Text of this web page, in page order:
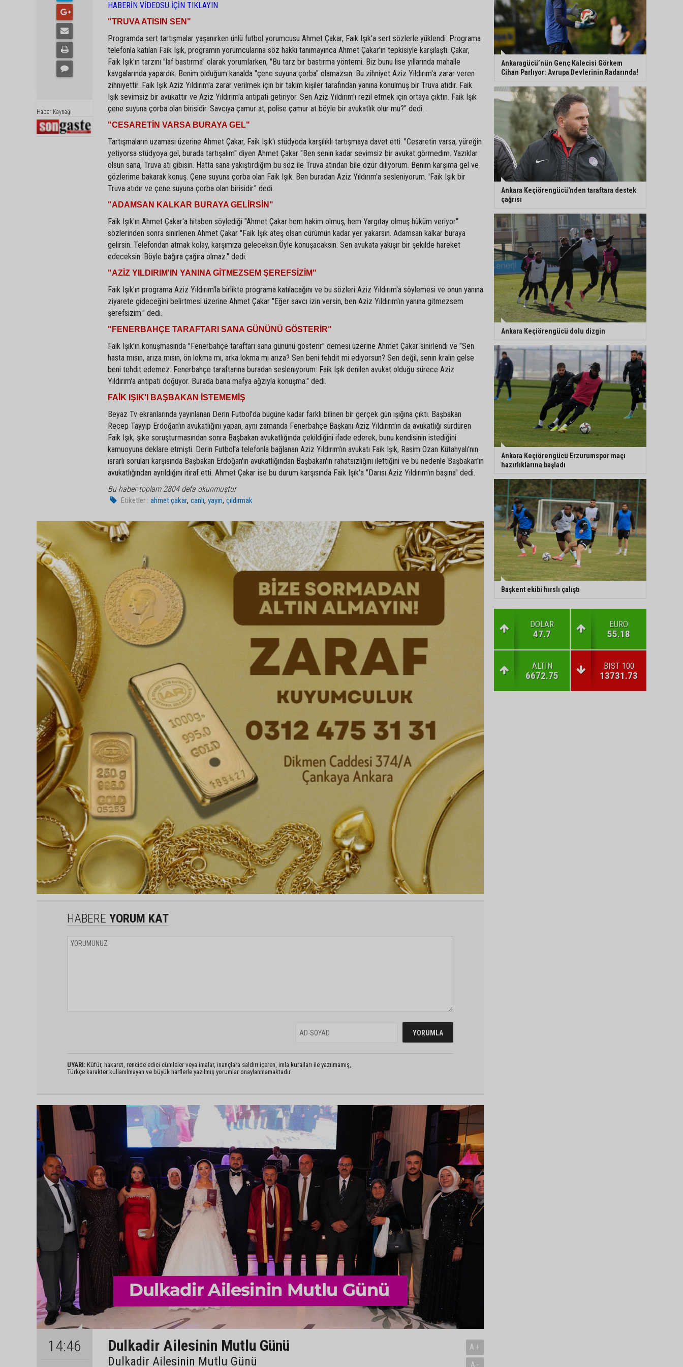
Haber Kaynağı
HABERİN VİDEOSU İÇİN TIKLAYIN
"TRUVA ATISIN SEN"
Programda sert tartışmalar yaşanırken ünlü futbol yorumcusu Ahmet Çakar, Faik Işık'a sert sözlerle yüklendi. Programa
telefonla katılan Faik Işık, programın yorumcularına söz hakkı tanımayınca Ahmet Çakar'ın tepkisiyle karşılaştı. Çakar,
Faik Işık'ın tarzını "laf bastırma" olarak yorumlarken, "Bu tarz bir bastırma yöntemi. Biz bunu lise yıllarında mahalle
kavgalarında yapardık. Benim olduğum kanalda "çene suyuna çorba" olamazsın. Bu zihniyet Aziz Yıldırım'a zarar veren
zihniyettir. Faik Işık Aziz Yıldırım'a zarar verilmek için bir takım kişiler tarafından yanına konulmuş bir Truva atıdır. Faik
Işık sevimsiz bir avukattır ve Aziz Yıldırım'a antipati getiriyor. Sen Aziz Yıldırım'ı rezil etmek için ortaya çıktın. Faik Işık
çene suyuna çorba olan birisidir. Savcıya çamur at, polise çamur at böyle bir avukatlık olur mu?" dedi.
"CESARETİN VARSA BURAYA GEL"
Tartışmaların uzaması üzerine Ahmet Çakar, Faik Işık'ı stüdyoda karşılıklı tartışmaya davet etti. "Cesaretin varsa, yüreğin
yetiyorsa stüdyoya gel, burada tartışalım" diyen Ahmet Çakar "Ben senin kadar sevimsiz bir avukat görmedim. Yazıklar
olsun sana, Truva atı gibisin. Hatta sana yakıştırdığım bu söz ile Truva atından bile özür diliyorum. Benim karşıma gel ve
gözlerime bakarak konuş. Çene suyuna çorba olan Faik Işık. Ben buradan Aziz Yıldırım'a sesleniyorum. 'Faik Işık bir
Truva atıdır ve çene suyuna çorba olan birisidir." dedi.
"ADAMSAN KALKAR BURAYA GELİRSİN"
Faik Işık'ın Ahmet Çakar'a hitaben söylediği "Ahmet Çakar hem hakim olmuş, hem Yargıtay olmuş hüküm veriyor"
sözlerinden sonra sinirlenen Ahmet Çakar "Faik Işık ateş olsan cürümün kadar yer yakarsın. Adamsan kalkar buraya
gelirsin. Telefondan atmak kolay, karşımıza geleceksin.Öyle konuşacaksın. Sen avukata yakışır bir şekilde hareket
edeceksin. Böyle bağıra çağıra olmaz." dedi.
"AZİZ YILDIRIM'IN YANINA GİTMEZSEM ŞEREFSİZİM"
Faik Işık'ın programa Aziz Yıldırım'la birlikte programa katılacağını ve bu sözleri Aziz Yıldırım'a söylemesi ve onun yanına
ziyarete gideceğini belirtmesi üzerine Ahmet Çakar "Eğer savcı izin versin, ben Aziz Yıldırım'ın yanına gitmezsem
şerefsizim." dedi.
"FENERBAHÇE TARAFTARI SANA GÜNÜNÜ GÖSTERİR"
Faik Işık'ın konuşmasında "Fenerbahçe taraftarı sana gününü gösterir" demesi üzerine Ahmet Çakar sinirlendi ve "Sen
hasta mısın, arıza mısın, ön lokma mı, arka lokma mı arıza? Sen beni tehdit mi ediyorsun? Sen değil, senin kralın gelse
beni tehdit edemez. Fenerbahçe taraftarına buradan sesleniyorum. Faik Işık denilen avukat olduğu sürece Aziz
Yıldırım'a antipati doğuyor. Burada bana mafya ağzıyla konuşma." dedi.
FAİK IŞIK'I BAŞBAKAN İSTEMEMİŞ
Beyaz Tv ekranlarında yayınlanan Derin Futbol'da bugüne kadar farklı bilinen bir gerçek gün ışığına çıktı. Başbakan
Recep Tayyip Erdoğan'ın avukatlığını yapan, aynı zamanda Fenerbahçe Başkanı Aziz Yıldırım'ın da avukatlığı sürdüren
Faik Işık, şike soruşturmasından sonra Başbakan avukatlığında çekildiğini ifade ederek, bunu kendisinin istediğini
kamuoyuna deklare etmişti. Derin Futbol'a telefonla bağlanan Aziz Yıldırım'ın avukatı Faik Işık, Rasim Ozan Kütahyalı'nın
ısrarlı soruları karşısında Başbakan Erdoğan'ın avukatlığından Başbakan'ın rahatsızlığını ilettiğini ve bu nedenle Başbakan'ın
avukatlığından ayrıldığını itiraf etti. Ahmet Çakar ise bu durum karşısında Faik Işık'a "Darısı Aziz Yıldırım'ın başına" dedi.
Bu haber toplam 2804 defa okunmuştur
Etiketler : ahmet çakar,canlı,yayın,çıldırmak
HABERE YORUM KAT
UYARI: Küfür, hakaret, rencide edici cümleler veya imalar, inançlara saldırı içeren, imla kuralları ile yazılmamış,
Türkçe karakter kullanılmayan ve büyük harflerle yazılmış yorumlar onaylanmamaktadır.
14:46 Dulkadir Ailesinin Mutlu Günü
Dulkadir Ailesinin Mutlu Günü
A+
A-
Ankaragücü’nün Genç Kalecisi Görkem
Cihan Parlıyor: Avrupa Devlerinin Radarında!
Ankara Keçiörengücü'nden taraftara destek
çağrısı
Ankara Keçiörengücü dolu dizgin
Ankara Keçiörengücü Erzurumspor maçı
hazırlıklarına başladı
Başkent ekibi hırslı çalıştı
DOLAR
47.7
EURO
55.18
ALTIN
6672.75
BIST 100
13731.73